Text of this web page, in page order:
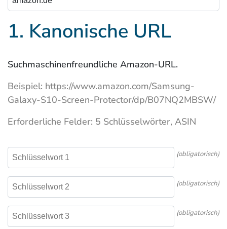
1. Kanonische URL
Suchmaschinenfreundliche Amazon-URL.
Beispiel: https://www.amazon.com/Samsung-
Galaxy-S10-Screen-Protector/dp/B07NQ2MBSW/
Erforderliche Felder: 5 Schlüsselwörter, ASIN
(obligatorisch)
(obligatorisch)
(obligatorisch)